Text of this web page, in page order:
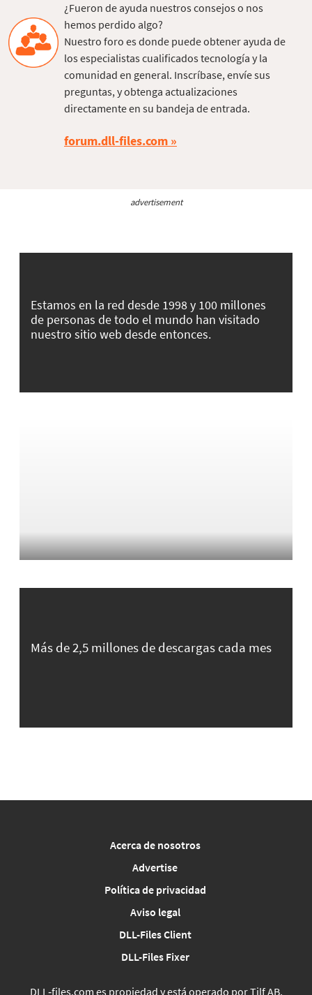
¿Fueron de ayuda nuestros consejos o nos
hemos perdido algo?
Nuestro foro es donde puede obtener ayuda de
los especialistas cualificados tecnología y la
comunidad en general. Inscríbase, envíe sus
preguntas, y obtenga actualizaciones
directamente en su bandeja de entrada.
forum.dll-files.com
advertisement
Estamos en la red desde 1998 y 100 millones
de personas de todo el mundo han visitado
nuestro sitio web desde entonces.
Más de 2,5 millones de descargas cada mes
Acerca de nosotros
Advertise
Política de privacidad
Aviso legal
DLL-Files Client
DLL-Files Fixer
DLL‑files.com es propiedad y está operado por Tilf AB,